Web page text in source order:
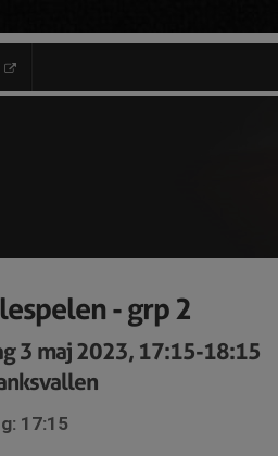
- grp 2
3 maj 2023, 17:15-18:15
17:15